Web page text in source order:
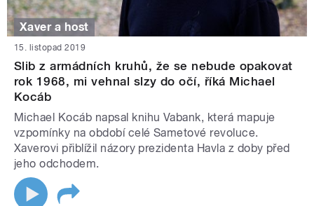
Xaver a host
15. listopad 2019
Slib z armádních kruhů, že se nebude opakovat
rok 1968, mi vehnal slzy do očí, říká Michael
Kocáb
Michael Kocáb napsal knihu Vabank, která mapuje
vzpomínky na období celé Sametové revoluce.
Xaverovi přiblížil názory prezidenta Havla z doby před
jeho odchodem.